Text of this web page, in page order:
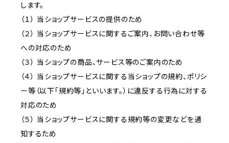
します。
（１） 当ショップサービスの提供のため
（２） 当ショップサービスに関するご案内、お問い合わせ等
への対応のため
（３） 当ショップの商品、サービス等のご案内のため
（４） 当ショップサービスに関する当ショップの規約、ポリシ
ー等（以下「規約等」といいます。）に違反する行為に対する
対応のため
（５） 当ショップサービスに関する規約等の変更などを通
知するため